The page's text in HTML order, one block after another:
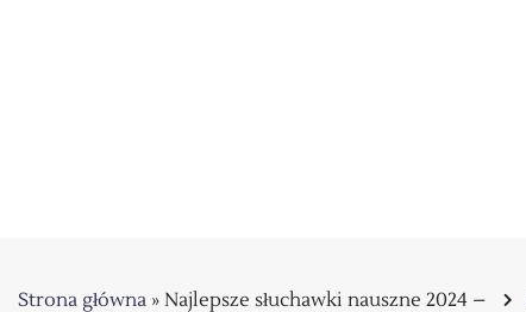
Strona główna » Najlepsze słuchawki nauszne 2024 –